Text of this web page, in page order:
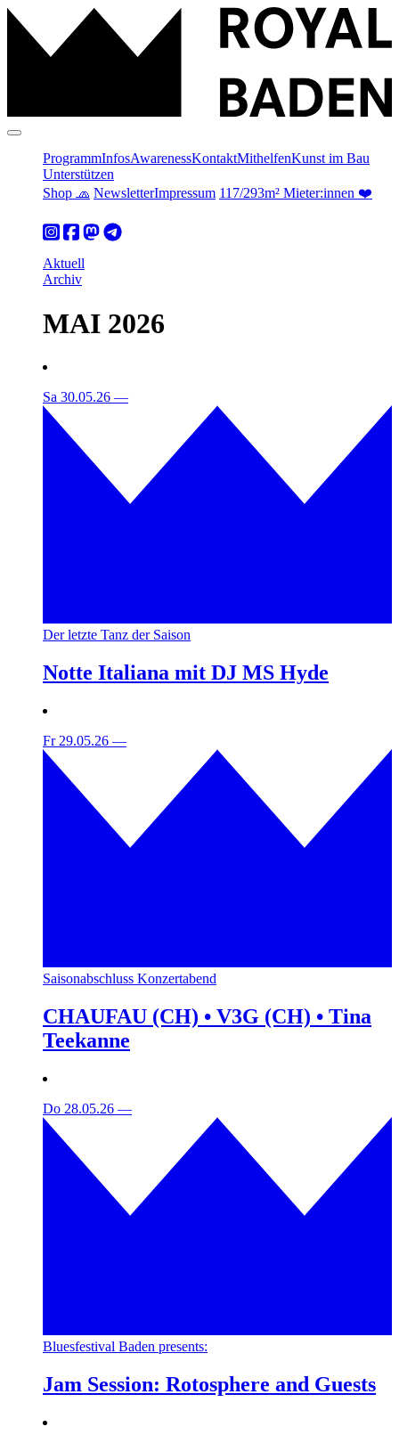
ProgrammInfosAwarenessKontaktMithelfenKunst im Bau
Unterstützen
Shop 🧢 NewsletterImpressum 117/293m² Mieter:innen ❤️
Aktuell
Archiv
MAI 2026
Sa 30.05.26 —
Der letzte Tanz der Saison
Notte Italiana mit DJ MS Hyde
Fr 29.05.26 —
Saisonabschluss Konzertabend
CHAUFAU (CH) • V3G (CH) • Tina
Teekanne
Do 28.05.26 —
Bluesfestival Baden presents:
Jam Session: Rotosphere and Guests